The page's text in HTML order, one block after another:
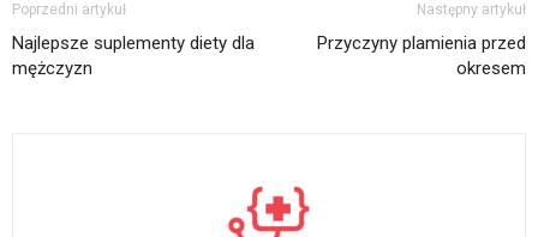
Poprzedni artykuł
Najlepsze suplementy diety dla
mężczyzn
Następny artykuł
Przyczyny plamienia przed
okresem